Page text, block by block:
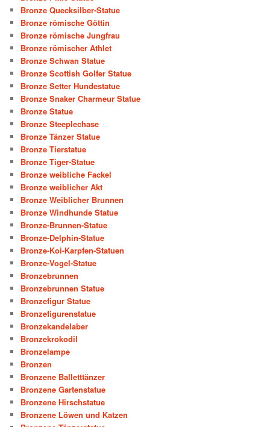
Bronze Quecksilber-Statue
Bronze römische Göttin
Bronze römische Jungfrau
Bronze römischer Athlet
Bronze Schwan Statue
Bronze Scottish Golfer Statue
Bronze Setter Hundestatue
Bronze Snaker Charmeur Statue
Bronze Statue
Bronze Steeplechase
Bronze Tänzer Statue
Bronze Tierstatue
Bronze Tiger-Statue
Bronze weibliche Fackel
Bronze weiblicher Akt
Bronze Weiblicher Brunnen
Bronze Windhunde Statue
Bronze-Brunnen-Statue
Bronze-Delphin-Statue
Bronze-Koi-Karpfen-Statuen
Bronze-Vogel-Statue
Bronzebrunnen
Bronzebrunnen Statue
Bronzefigur Statue
Bronzefigurenstatue
Bronzekandelaber
Bronzekrokodil
Bronzelampe
Bronzen
Bronzene Balletttänzer
Bronzene Gartenstatue
Bronzene Hirschstatue
Bronzene Löwen und Katzen